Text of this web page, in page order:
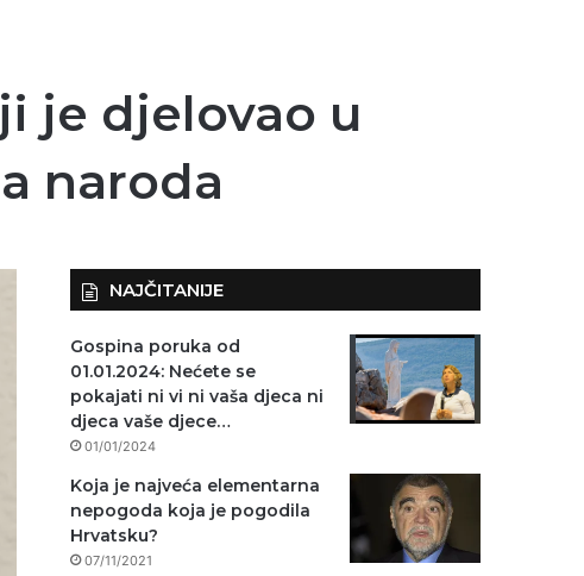
je djelovao u
naroda
NAJČITANIJE
Gospina poruka od
01.01.2024: Nećete se
pokajati ni vi ni vaša djeca ni
djeca vaše djece…
01/01/2024
Koja je najveća elementarna
nepogoda koja je pogodila
Hrvatsku?
07/11/2021